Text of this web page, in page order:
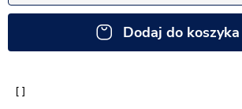
Dodaj do koszyka